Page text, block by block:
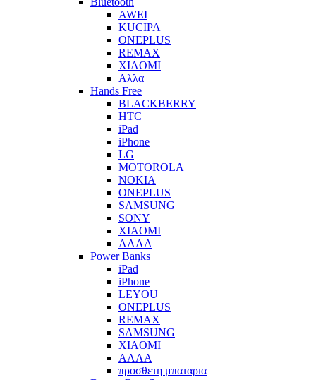
AWEI
KUCIPA
ONEPLUS
REMAX
XIAOMI
Αλλα
Hands Free
BLACKBERRY
HTC
iPad
iPhone
LG
MOTOROLA
NOKIA
ONEPLUS
SAMSUNG
SONY
XIAOMI
ΑΛΛΑ
Power Banks
iPad
iPhone
LEYOU
ONEPLUS
REMAX
SAMSUNG
XIAOMI
ΑΛΛΑ
προσθετη μπαταρια